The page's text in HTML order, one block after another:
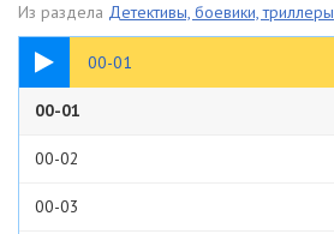
Из раздела Детективы, боевики, триллеры
00-01
05:27
00-01
00-02
00-03